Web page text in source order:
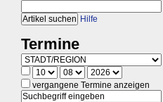
Hilfe
Termine
vergangene Termine anzeigen